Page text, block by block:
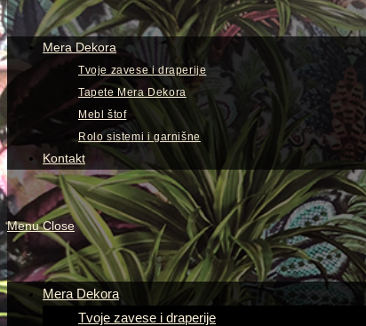
Mera Dekora
Tvoje zavese i draperije
Tapete Mera Dekora
Mebl štof
Rolo sistemi i garnišne
Kontakt
Menu Close
Mera Dekora
Tvoje zavese i draperije